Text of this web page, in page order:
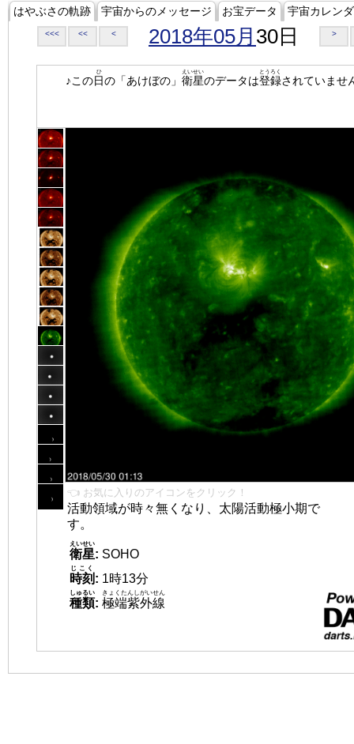
はやぶさの軌跡 宇宙からのメッセージ お宝データ 宇宙カレン
<<< << < 2018年05月 30日 >
♪この日
ひ
の「あけぼの」 衛星
えいせい
のデータは登録
とうろく
されていませ
👈 お気に入りのアイコンをクリック！
活動領域が時々無くなり、太陽活動極小期で
す。
衛星
えいせい
: SOHO
時刻
じこく
: 1時13分
種類
しゅるい
: 極端紫外線
きょくたんしがいせん